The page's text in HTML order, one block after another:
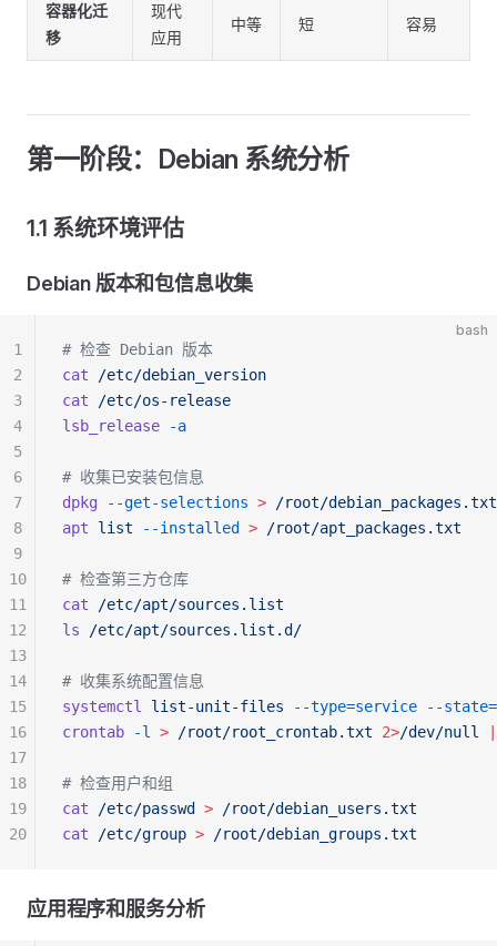
容器化迁
移
现代
应用
中等 短 容易
第一阶段：Debian 系统分析
1.1 系统环境评估
Debian 版本和包信息收集
bash
# 检查 Debian 版本
cat /etc/debian_version
cat /etc/os-release
lsb_release -a
# 收集已安装包信息
dpkg --get-selections > /root/debian_packages.txt
apt list --installed > /root/apt_packages.txt
# 检查第三方仓库
cat /etc/apt/sources.list
ls /etc/apt/sources.list.d/
# 收集系统配置信息
systemctl
list-unit-files --type=service --
crontab -l > /root/root_crontab.txt 2>/dev/null
# 检查用户和组
cat /etc/passwd > /root/debian_users.txt
cat /etc/group > /root/debian_groups.txt
1
2
3
4
5
6
7
8
9
10
11
12
13
14
15
16
17
18
19
20
应用程序和服务分析